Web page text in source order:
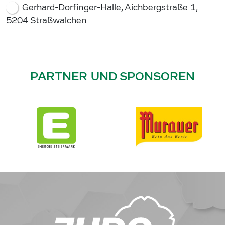
Gerhard-Dorfinger-Halle, Aichbergstraße 1,
5204 Straßwalchen
PARTNER UND SPONSOREN